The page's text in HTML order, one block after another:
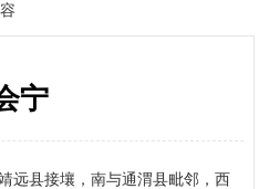
宁
远县接壤，南与通渭县毗邻，西